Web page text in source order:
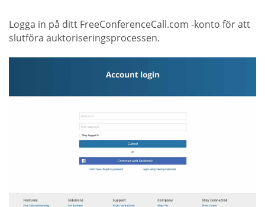
Logga in på ditt FreeConferenceCall.com -konto för att
slutföra auktoriseringsprocessen.